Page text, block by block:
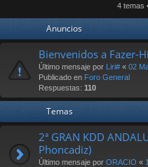
4 temas
Anuncios
Bienvenidos a Fazer-
Último mensaje por Liri# « 02
Publicado en Foro General
Respuestas: 110
Temas
2ª GRAN KDD
Phoncadiz)
Último mensaje por ORACIO «